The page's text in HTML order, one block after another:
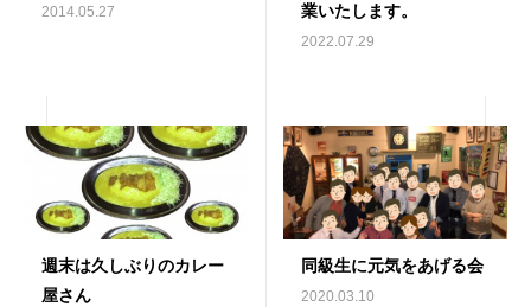
2014.05.27
業いたします。
2022.07.29
週末は久しぶりのカレー
屋さん
同級生に元気をあげる会
2020.03.10